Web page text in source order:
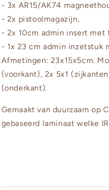
- 3x AR15/AK74
- 2x pistoolmagazijn,
- 2x 10cm admin insert met
- 1x 23 cm admin inzetstuk
Afmetingen: 23x15x5cm.
(voorkant), 2x 5x1
(onderkant).
Gemaakt van duurzaam op
gebaseerd laminaat welke